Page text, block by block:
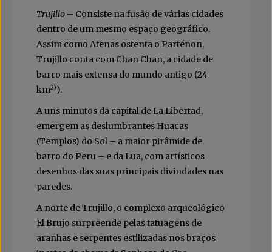
Trujillo – Consiste na fusão de várias cidades
dentro de um mesmo espaço geográfico.
Assim como Atenas ostenta o Parténon,
Trujillo conta com Chan Chan, a cidade de
barro mais extensa do mundo antigo (24
km2)).
A uns minutos da capital de La Libertad,
emergem as deslumbrantes Huacas
(Templos) do Sol – a maior pirâmide de
barro do Peru – e da Lua, com artísticos
desenhos das suas principais divindades nas
paredes.
A norte de Trujillo, o complexo arqueológico
El Brujo surpreende pelas tatuagens de
aranhas e serpentes estilizadas nos braços